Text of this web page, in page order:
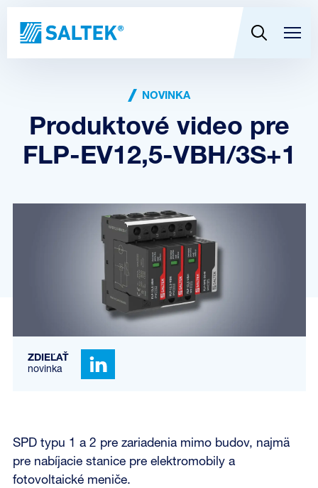
NOVINKA
Produktové video pre
FLP-EV12,5-VBH/3S+1
ZDIEĽAŤ
novinka
SPD typu 1 a 2 pre zariadenia mimo budov, najmä
pre nabíjacie stanice pre elektromobily a
fotovoltaické meniče.